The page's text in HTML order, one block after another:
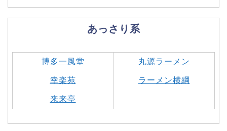
あっさり系
博多一風堂 丸源ラーメン
幸楽苑 ラーメン横綱
来来亭